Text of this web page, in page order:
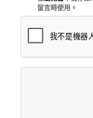
留言時使用。